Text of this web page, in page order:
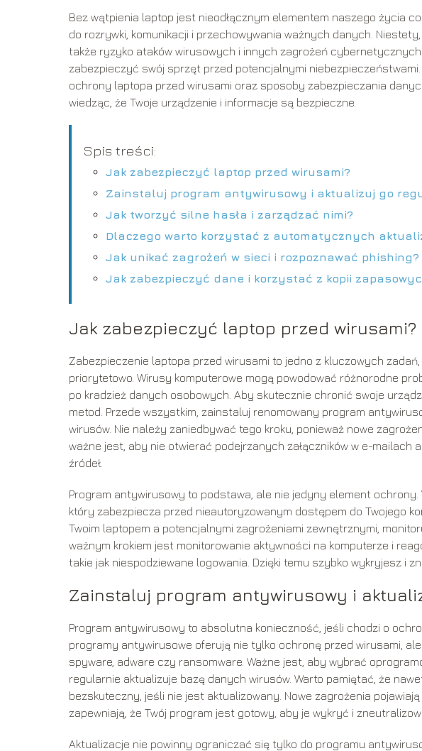
Bez wątpienia laptop jest nieodłącznym elementem naszego życia
do rozrywki, komunikacji i przechowywania ważnych danych.
także ryzyko ataków wirusowych i innych zagrożeń
zabezpieczyć swój sprzęt przed potencjalnymi
ochrony laptopa przed wirusami oraz sposoby zabezpieczania
wiedząc, że Twoje urządzenie i informacje są bezpieczne.
Spis treści:
Jak zabezpieczyć laptop przed wirusami?
Zainstaluj program antywirusowy i aktualizuj go
Jak tworzyć silne hasła i zarządzać nimi?
Dlaczego warto korzystać z automatycznych
Jak unikać zagrożeń w sieci i rozpoznawać phishing?
Jak zabezpieczyć dane i korzystać z kopii
Jak zabezpieczyć laptop przed wirusami?
Zabezpieczenie laptopa przed wirusami to jedno z kluczowych
priorytetowo. Wirusy komputerowe mogą powodować różnorodne
po kradzież danych osobowych. Aby skutecznie chronić swoje
metod. Przede wszystkim, zainstaluj renomowany program
wirusów. Nie należy zaniedbywać tego kroku, ponieważ nowe
ważne jest, aby nie otwierać podejrzanych załączników w e-mailach
źródeł.
Program antywirusowy to podstawa, ale nie jedyny element
który zabezpiecza przed nieautoryzowanym dostępem do Twojego
Twoim laptopem a potencjalnymi zagrożeniami zewnętrznymi,
ważnym krokiem jest monitorowanie aktywności na komputerze i
takie jak niespodziewane logowania. Dzięki temu szybko wykryjesz i
Zainstaluj program antywirusowy i
Program antywirusowy to absolutna konieczność, jeśli chodzi o
programy antywirusowe oferują nie tylko ochronę przed wirusami,
spyware, adware czy ransomware. Ważne jest, aby wybrać
regularnie aktualizuje bazę danych wirusów. Warto pamiętać, że
bezskuteczny, jeśli nie jest aktualizowany. Nowe zagrożenia
zapewniają, że Twój program jest gotowy, aby je wykryć i
Aktualizacje nie powinny ograniczać się tylko do programu